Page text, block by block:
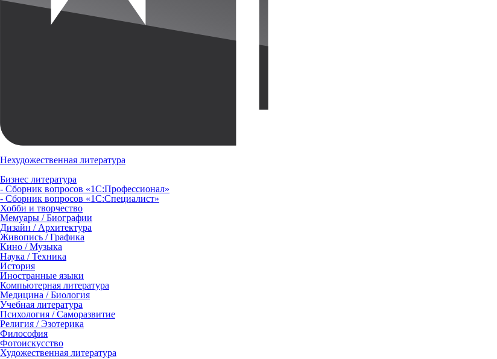
Нехудожественная литература
Бизнес литература
- Сборник вопросов «1С:Профессионал»
- Сборник вопросов «1С:Специалист»
Хобби и творчество
Мемуары / Биографии
Дизайн / Архитектура
Живопись / Графика
Кино / Музыка
Наука / Техника
История
Иностранные языки
Компьютерная литература
Медицина / Биология
Учебная литература
Психология / Саморазвитие
Религия / Эзотерика
Философия
Фотоискусство
Художественная литература